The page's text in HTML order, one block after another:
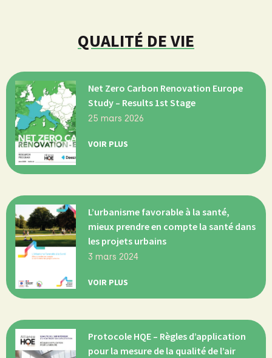
QUALITÉ DE VIE
Net Zero Carbon Renovation Europe
Study – Results 1st Stage
25 mars 2026
VOIR PLUS
L’urbanisme favorable à la santé,
mieux prendre en compte la santé dans
les projets urbains
3 mars 2024
VOIR PLUS
Protocole HQE – Règles d’application
pour la mesure de la qualité de l’air